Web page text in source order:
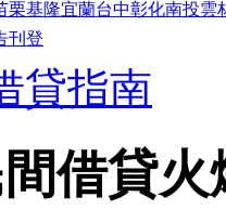
栗基隆宜蘭台中彰化南投雲
刊登
貸指南
借貸火